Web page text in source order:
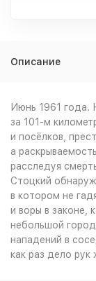
Описание
Июнь 1961 года.
за 101-м
и посёлков,
а
расследуя
Стоцкий
в котором не
и воры в законе,
небольшой
нападений в
как раз дело